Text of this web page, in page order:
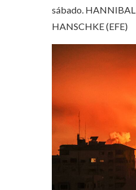
sábado. HANNIBAL
HANSCHKE (EFE)